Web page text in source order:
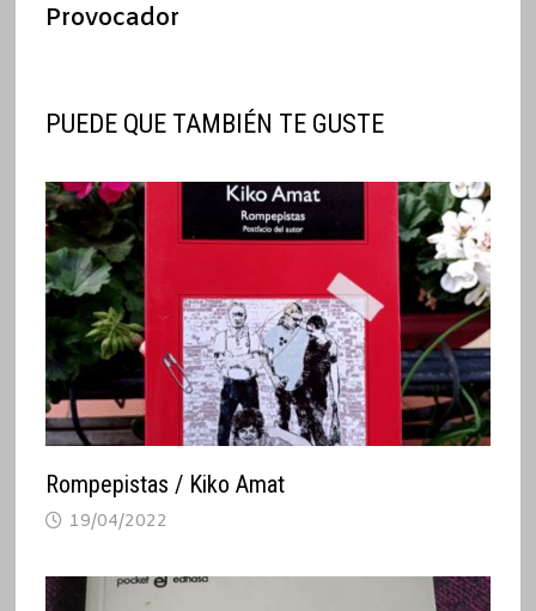
Provocador
PUEDE QUE TAMBIÉN TE GUSTE
Rompepistas / Kiko Amat
19/04/2022